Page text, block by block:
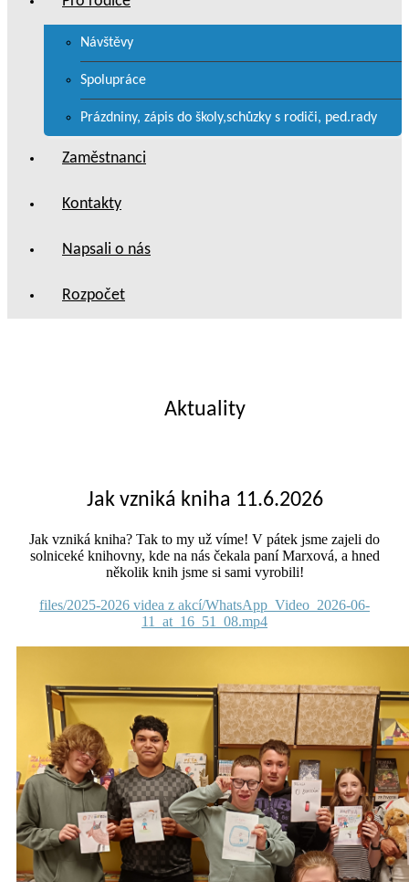
Návštěvy
Spolupráce
Prázdniny, zápis do školy,schůzky s rodiči, ped.rady
Zaměstnanci
Kontakty
Napsali o nás
Rozpočet
Aktuality
Jak vzniká kniha 11.6.2026
Jak vzniká kniha? Tak to my už víme! V pátek jsme zajeli do
solniceké knihovny, kde na nás čekala paní Marxová, a hned
několik knih jsme si sami vyrobili!
files/2025-2026 videa z akcí/WhatsApp_Video_2026-06-
11_at_16_51_08.mp4